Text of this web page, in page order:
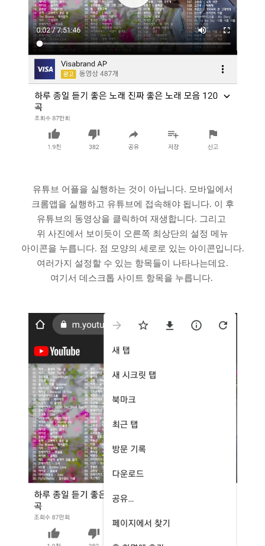
유튜브 어플을 실행하는 것이 아닙니다. 모바일에서
크롬앱을 실행하고 유튜브에 접속해야 됩니다. 이 후
유튜브의 동영상을 클릭하여 재생합니다. 그리고
위 사진에서 보이듯이 오른쪽 최상단의 설정 메뉴
아이콘을 누릅니다. 점 모양의 세로로 있는 아이콘입니다.
여러가지 설정할 수 있는 항목들이 나타나는데요.
여기서 데스크톱 사이트 항목을 누릅니다.